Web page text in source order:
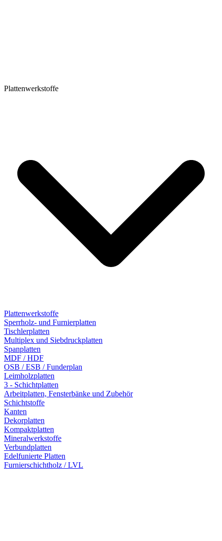
Plattenwerkstoffe
Plattenwerkstoffe
Sperrholz- und Furnierplatten
Tischlerplatten
Multiplex und Siebdruckplatten
Spanplatten
MDF / HDF
OSB / ESB / Funderplan
Leimholzplatten
3 - Schichtplatten
Arbeitplatten, Fensterbänke und Zubehör
Schichtstoffe
Kanten
Dekorplatten
Kompaktplatten
Mineralwerkstoffe
Verbundplatten
Edelfunierte Platten
Furnierschichtholz / LVL